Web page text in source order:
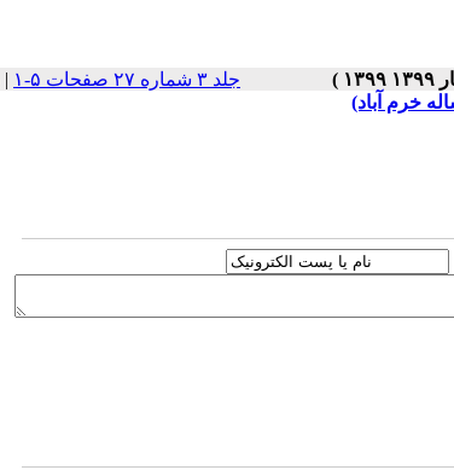
جلد ۳ شماره ۲۷ صفحات ۵-۱ |